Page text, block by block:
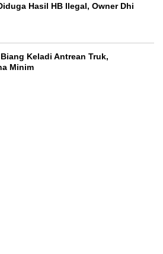
Hasil HB Ilegal, Owner Dhi
Keladi Antrean Truk,
Minim